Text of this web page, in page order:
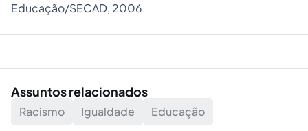
Educação/SECAD, 2006
Assuntos relacionados
Racismo Igualdade Educação